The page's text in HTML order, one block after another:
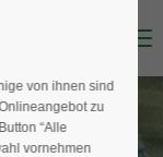
von ihnen sind
zu
“Alle
vornehmen